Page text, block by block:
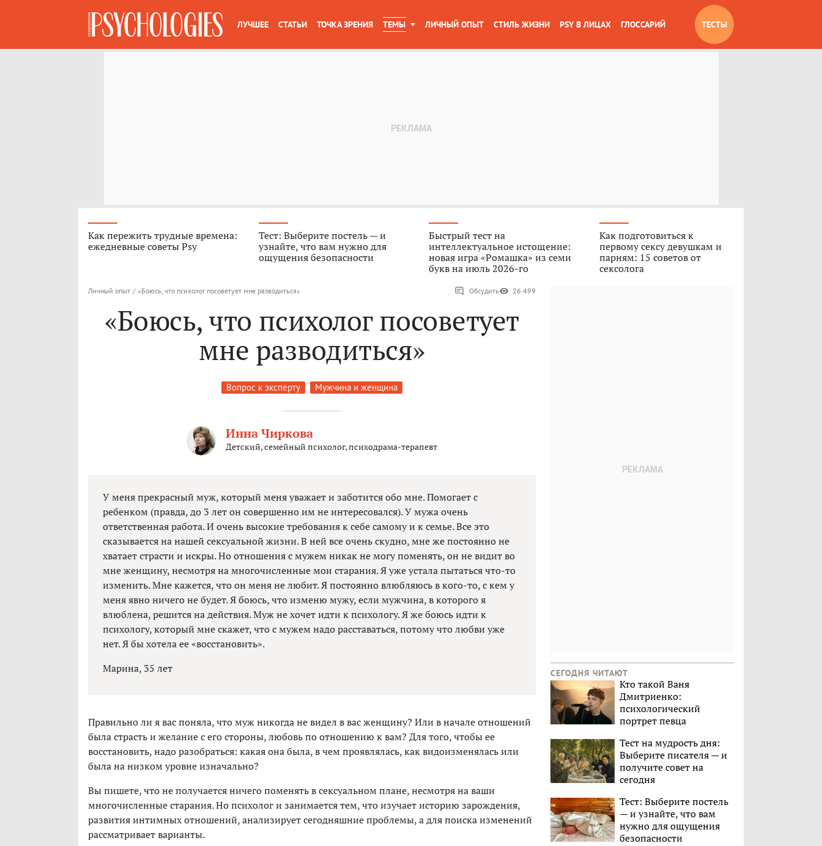
ЛУЧШЕЕ СТАТЬИ ТОЧКА ЗРЕНИЯ ТЕМЫ ЛИЧНЫЙ ОПЫТ СТИЛЬ ЖИЗНИ PSY В ЛИЦАХ ГЛОССАРИЙ ТЕСТЫ
Как пережить трудные времена:
ежедневные советы Psy
Тест: Выберите постель — и
узнайте, что вам нужно для
ощущения безопасности
Быстрый тест на
интеллектуальное истощение:
новая игра «Ромашка» из семи
букв на июль 2026-го
Как подготовиться к
первому сексу девушкам и
парням: 15 советов от
сексолога
Личный опыт / «Боюсь, что психолог посоветует мне разводиться» Обсудить 26 499
«Боюсь, что психолог посоветует
мне разводиться»
Вопрос к эксперту Мужчина и женщина
Инна Чиркова
Детский, семейный психолог, психодрама-терапевт
У меня прекрасный муж, который меня уважает и заботится обо мне. Помогает с
ребенком (правда, до 3 лет он совершенно им не интересовался). У мужа очень
ответственная работа. И очень высокие требования к себе самому и к семье. Все это
сказывается на нашей сексуальной жизни. В ней все очень скудно, мне же постоянно не
хватает страсти и искры. Но отношения с мужем никак не могу поменять, он не видит во
мне женщину, несмотря на многочисленные мои старания. Я уже устала пытаться что-то
изменить. Мне кажется, что он меня не любит. Я постоянно влюбляюсь в кого-то, с кем у
меня явно ничего не будет. Я боюсь, что изменю мужу, если мужчина, в которого я
влюблена, решится на действия. Муж не хочет идти к психологу. Я же боюсь идти к
психологу, который мне скажет, что с мужем надо расставаться, потому что любви уже
нет. Я бы хотела ее «восстановить».
Марина, 35 лет
Правильно ли я вас поняла, что муж никогда не видел в вас женщину? Или в начале отношений
была страсть и желание с его стороны, любовь по отношению к вам? Для того, чтобы ее
восстановить, надо разобраться: какая она была, в чем проявлялась, как видоизменялась или
была на низком уровне изначально?
Вы пишете, что не получается ничего поменять в сексуальном плане, несмотря на ваши
многочисленные старания. Но психолог и занимается тем, что изучает историю зарождения,
развития интимных отношений, анализирует сегодняшние проблемы, а для поиска изменений
рассматривает варианты.
СЕГОДНЯ ЧИТАЮТ
Кто такой Ваня
Дмитриенко:
психологический
портрет певца
Тест на мудрость дня:
Выберите писателя — и
получите совет на
сегодня
Тест: Выберите постель
— и узнайте, что вам
нужно для ощущения
безопасности